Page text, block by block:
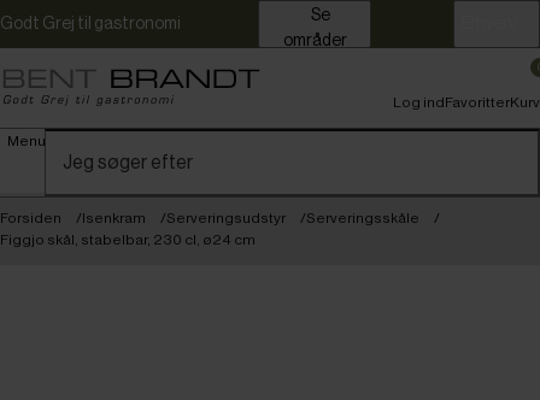
Godt Grej til gastronomi
områder
Menu
Log indFavoritterKurv
Forsiden Isenkram Serveringsudstyr
Serveringsskåle
Figgjo skål, stabelbar, 230 cl, ø24 cm